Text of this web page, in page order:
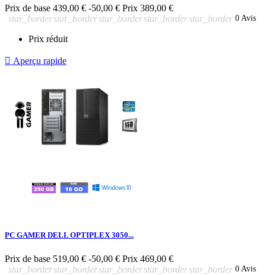
Prix de base 439,00 € -50,00 € Prix 389,00 €
star_borderstar_borderstar_borderstar_borderstar_border 0 Avis
Prix réduit
 Aperçu rapide
PC GAMER DELL OPTIPLEX 3050...
Prix de base 519,00 € -50,00 € Prix 469,00 €
star_borderstar_borderstar_borderstar_borderstar_border 0 Avis